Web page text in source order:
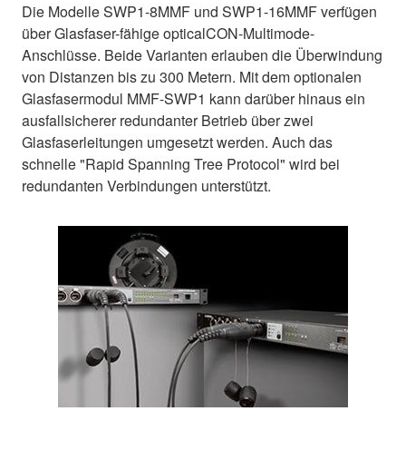
Die Modelle SWP1-8MMF und SWP1-16MMF verfügen
über Glasfaser-fähige opticalCON-Multimode-
Anschlüsse. Beide Varianten erlauben die Überwindung
von Distanzen bis zu 300 Metern. Mit dem optionalen
Glasfasermodul MMF-SWP1 kann darüber hinaus ein
ausfallsicherer redundanter Betrieb über zwei
Glasfaserleitungen umgesetzt werden. Auch das
schnelle "Rapid Spanning Tree Protocol" wird bei
redundanten Verbindungen unterstützt.